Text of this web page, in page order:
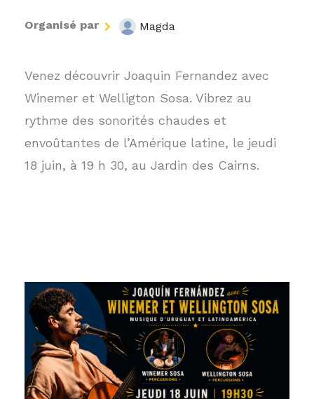
Organisé par Magda
Venez découvrir Joaquin Fernandez avec
Winemer et Welligton Sosa. Vibrez au
rythme des sonorités chaudes et
envoûtantes de l’Amérique latine, le jeudi
18 juin, à 19 h 30, au Jardin des Cairns.